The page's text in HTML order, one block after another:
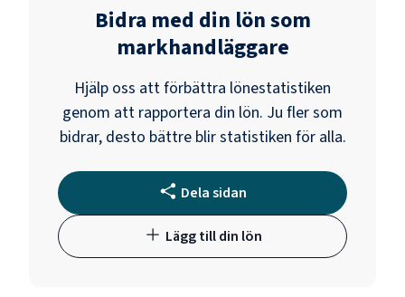
Bidra med din lön som
markhandläggare
Hjälp oss att förbättra lönestatistiken
genom att rapportera din lön. Ju fler som
bidrar, desto bättre blir statistiken för alla.
Dela sidan
Lägg till din lön